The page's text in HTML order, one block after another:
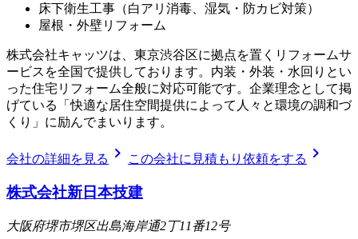
床下衛生工事（白アリ消毒、湿気・防カビ対策）
屋根・外壁リフォーム
株式会社キャッツは、東京渋谷区に拠点を置くリフォームサ
ービスを全国で提供しております。内装・外装・水回りとい
った住宅リフォーム全般に対応可能です。企業理念として掲
げている「快適な居住空間提供によって人々と環境の調和づ
くり」に励んでまいります。
会社の詳細を見る chevron_right この会社に見積もり依頼をする chevron_right
株式会社新日本技建
大阪府堺市堺区出島海岸通2丁11番12号